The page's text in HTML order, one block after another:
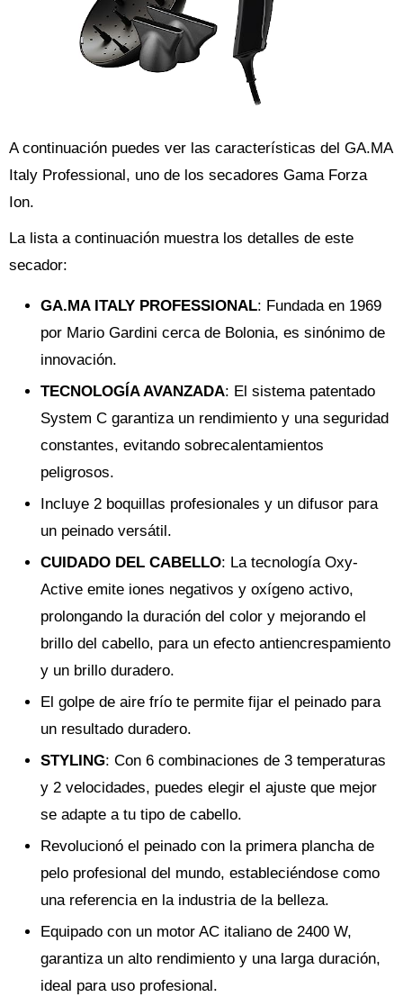
A continuación puedes ver las características del GA.MA
Italy Professional, uno de los secadores Gama Forza
Ion.
La lista a continuación muestra los detalles de este
secador:
GA.MA ITALY PROFESSIONAL: Fundada en 1969
por Mario Gardini cerca de Bolonia, es sinónimo de
innovación.
TECNOLOGÍA AVANZADA: El sistema patentado
System C garantiza un rendimiento y una seguridad
constantes, evitando sobrecalentamientos
peligrosos.
Incluye 2 boquillas profesionales y un difusor para
un peinado versátil.
CUIDADO DEL CABELLO: La tecnología Oxy-
Active emite iones negativos y oxígeno activo,
prolongando la duración del color y mejorando el
brillo del cabello, para un efecto antiencrespamiento
y un brillo duradero.
El golpe de aire frío te permite fijar el peinado para
un resultado duradero.
STYLING: Con 6 combinaciones de 3 temperaturas
y 2 velocidades, puedes elegir el ajuste que mejor
se adapte a tu tipo de cabello.
Revolucionó el peinado con la primera plancha de
pelo profesional del mundo, estableciéndose como
una referencia en la industria de la belleza.
Equipado con un motor AC italiano de 2400 W,
garantiza un alto rendimiento y una larga duración,
ideal para uso profesional.